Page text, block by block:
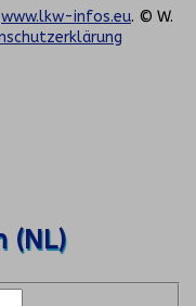
www.lkw-infos.eu. © W.
(NL)